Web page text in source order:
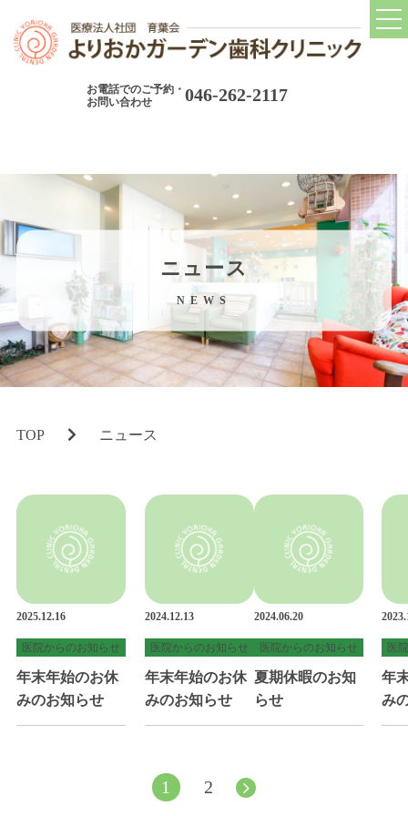
トップ
TOP
当院について
院内ツアー
当院の取り組み
コロナウィルス対策
診療科目
定期検診とメインテナンス
銀歯を白く美しい歯に
ホワイトニング
小児歯科
矯正歯科
お電話でのご予約・
お問い合わせ
046-262-2117
ニュース
NEWS
TOP ニュース
2025.12.16
医院からのお知らせ
年末年始のお休
みのお知らせ
2024.12.13
医院からのお知らせ
年末年始のお休
みのお知らせ
2024.06.20
医院からのお知らせ
夏期休暇のお知
らせ
医
年
み
1 2